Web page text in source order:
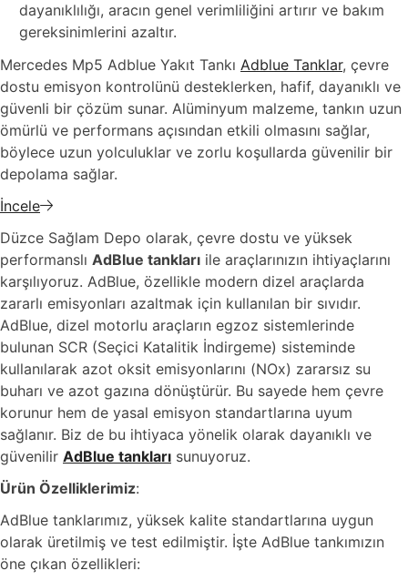
dayanıklılığı, aracın genel verimliliğini artırır ve bakım
gereksinimlerini azaltır.
Mercedes Mp5 Adblue Yakıt Tankı Adblue Tanklar, çevre
dostu emisyon kontrolünü desteklerken, hafif, dayanıklı ve
güvenli bir çözüm sunar. Alüminyum malzeme, tankın uzun
ömürlü ve performans açısından etkili olmasını sağlar,
böylece uzun yolculuklar ve zorlu koşullarda güvenilir bir
depolama sağlar.
İncele
Düzce Sağlam Depo olarak, çevre dostu ve yüksek
performanslı AdBlue tankları ile araçlarınızın ihtiyaçlarını
karşılıyoruz. AdBlue, özellikle modern dizel araçlarda
zararlı emisyonları azaltmak için kullanılan bir sıvıdır.
AdBlue, dizel motorlu araçların egzoz sistemlerinde
bulunan SCR (Seçici Katalitik İndirgeme) sisteminde
kullanılarak azot oksit emisyonlarını (NOx) zararsız su
buharı ve azot gazına dönüştürür. Bu sayede hem çevre
korunur hem de yasal emisyon standartlarına uyum
sağlanır. Biz de bu ihtiyaca yönelik olarak dayanıklı ve
güvenilir AdBlue tankları sunuyoruz.
Ürün Özelliklerimiz:
AdBlue tanklarımız, yüksek kalite standartlarına uygun
olarak üretilmiş ve test edilmiştir. İşte AdBlue tankımızın
öne çıkan özellikleri: